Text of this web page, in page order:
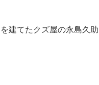
建てたクズ屋の永島久助